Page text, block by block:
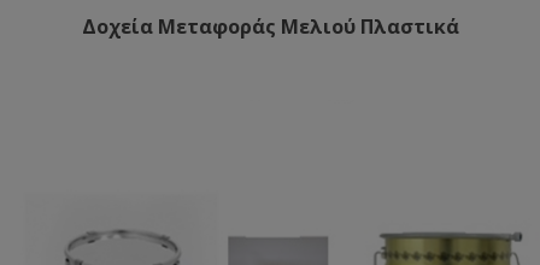
Δοχεία Μεταφοράς Μελιού Πλαστικά